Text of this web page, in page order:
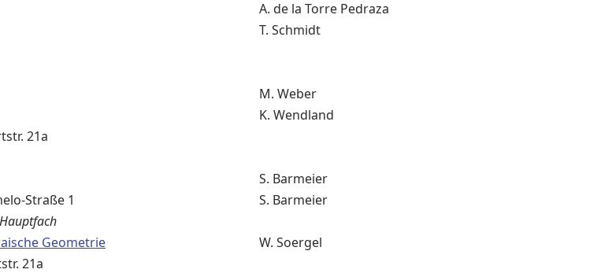
A. de la Torre Pedraza
T. Schmidt
M. Weber
K. Wendland
21a
S. Barmeier
Straße 1
S. Barmeier
Geometrie
W. Soergel
21a